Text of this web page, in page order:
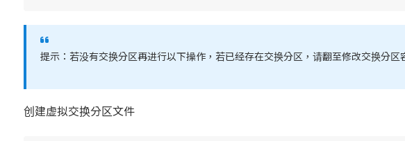
提示：若没有交换分区再进行以下操作，若已经存在交换分区，请翻至修改交换分区
创建虚拟交换分区文件